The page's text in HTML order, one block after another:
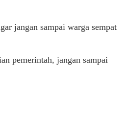
jangan sampai warga sempat
pemerintah, jangan sampai